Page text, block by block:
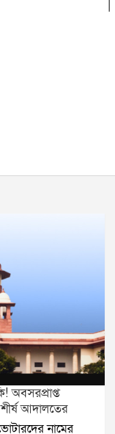
অবসরপ্রাপ্ত
আদালতের
নামের